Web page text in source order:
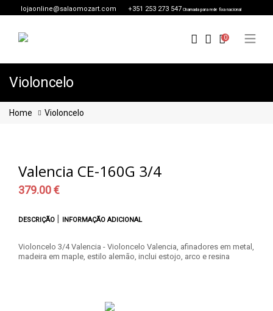
lojaonline@salaomozart.com +351 253 273 547 Chamada para rede fixa nacional
0
Violoncelo
Home Violoncelo
Valencia CE-160G 3/4
379.00 €
DESCRIÇÃO | INFORMAÇÃO ADICIONAL
Violoncelo 3/4 Valencia - Violoncelo Valencia, afinadores em metal,
madeira em maple, estilo alemão, inclui estojo, arco e resina